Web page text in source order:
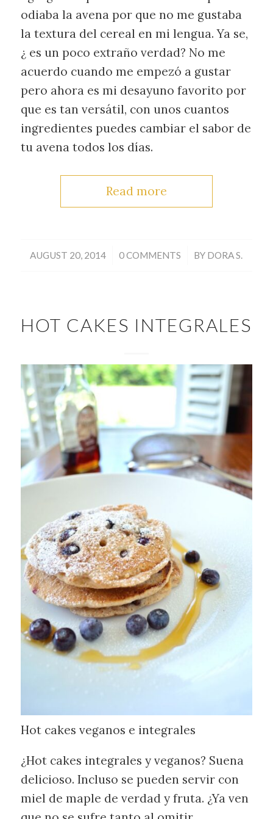
odiaba la avena por que no me gustaba
la textura del cereal en mi lengua. Ya se,
¿ es un poco extraño verdad? No me
acuerdo cuando me empezó a gustar
pero ahora es mi desayuno favorito por
que es tan versátil, con unos cuantos
ingredientes puedes cambiar el sabor de
tu avena todos los días.
Read more
AUGUST 20, 2014
/ 0 COMMENTS
/ BY DORA S.
HOT CAKES INTEGRALES
Hot cakes veganos e integrales
¿Hot cakes integrales y veganos? Suena
delicioso. Incluso se pueden servir con
miel de maple de verdad y fruta. ¿Ya ven